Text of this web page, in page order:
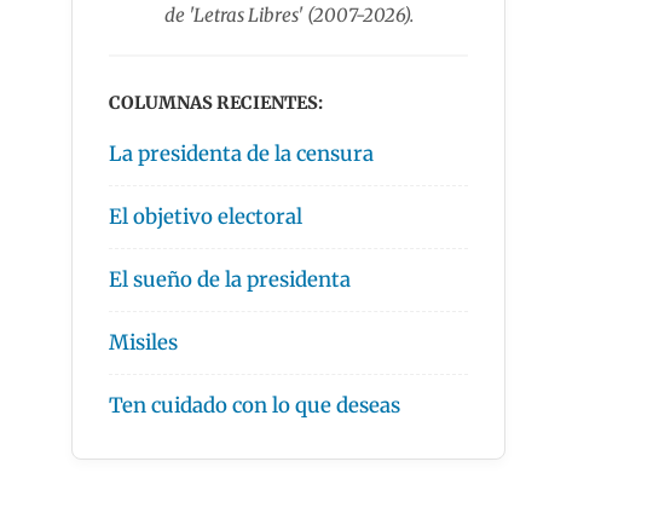
de 'Letras Libres' (2007-2026).
COLUMNAS RECIENTES:
La presidenta de la censura
El objetivo electoral
El sueño de la presidenta
Misiles
Ten cuidado con lo que deseas